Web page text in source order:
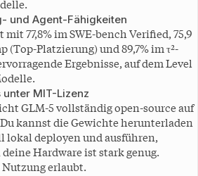
und Agent-Fähigkeiten
77,8% im SWE-bench Verified, 75,9
(Top-Platzierung) und 89,7% im τ²-
Ergebnisse, auf dem Level
unter MIT-Lizenz
GLM-5 vollständig open-source auf
kannst die Gewichte herunterladen
lokal deployen und ausführen,
Hardware ist stark genug.
erlaubt.